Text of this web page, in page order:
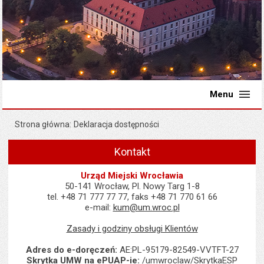
Menu
Strona główna Deklaracja dostępności
Kontakt
Urząd Miejski Wrocławia
50-141 Wrocław, Pl. Nowy Targ 1-8
tel. +48 71 777 77 77, faks +48 71 770 61 66
e-mail: kum@um.wroc.pl
Zasady i godziny obsługi Klientów
Adres do e-doręczeń: AE:PL-95179-82549-VVTFT-27
Skrytka UMW na ePUAP-ie: /umwroclaw/SkrytkaESP